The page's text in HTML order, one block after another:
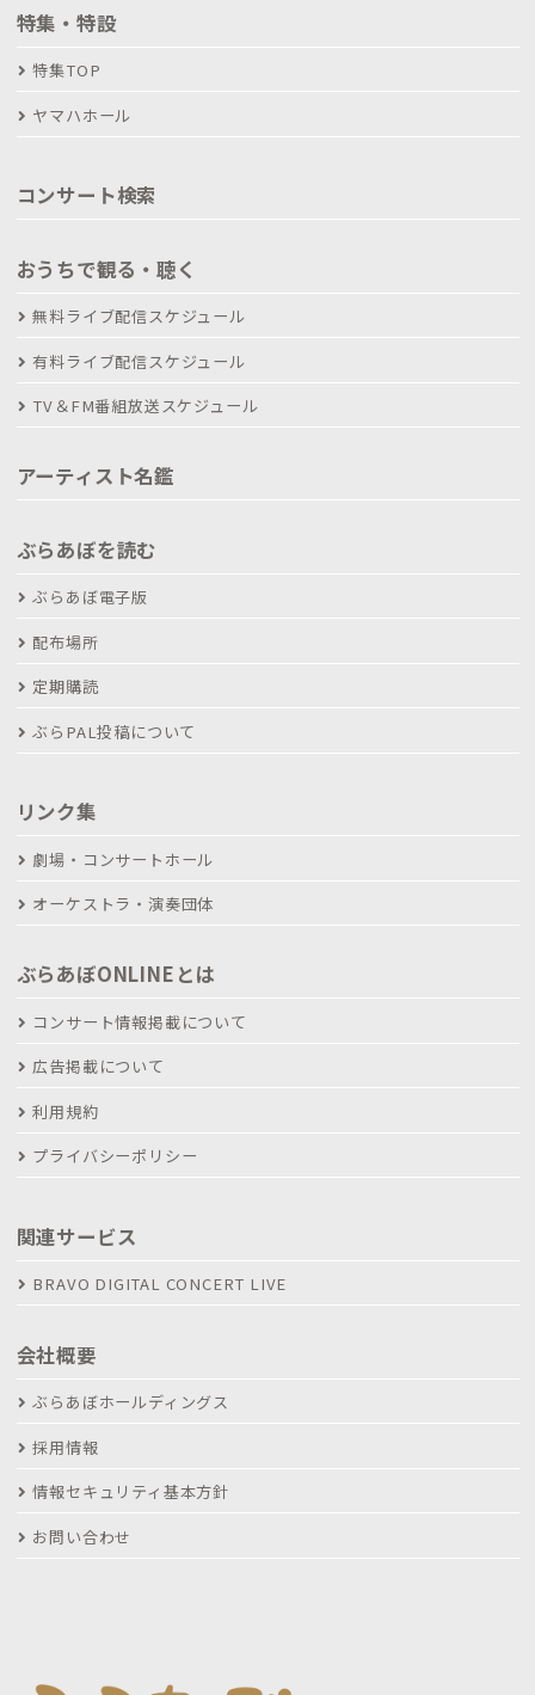
特集・特設
特集TOP
ヤマハホール
コンサート検索
おうちで観る・聴く
無料ライブ配信スケジュール
有料ライブ配信スケジュール
TV＆FM番組放送スケジュール
アーティスト名鑑
ぶらあぼを読む
ぶらあぼ電子版
配布場所
定期購読
ぶらPAL投稿について
リンク集
劇場・コンサートホール
オーケストラ・演奏団体
ぶらあぼONLINEとは
コンサート情報掲載について
広告掲載について
利用規約
プライバシーポリシー
関連サービス
BRAVO DIGITAL CONCERT LIVE
会社概要
ぶらあぼホールディングス
採用情報
情報セキュリティ基本方針
お問い合わせ